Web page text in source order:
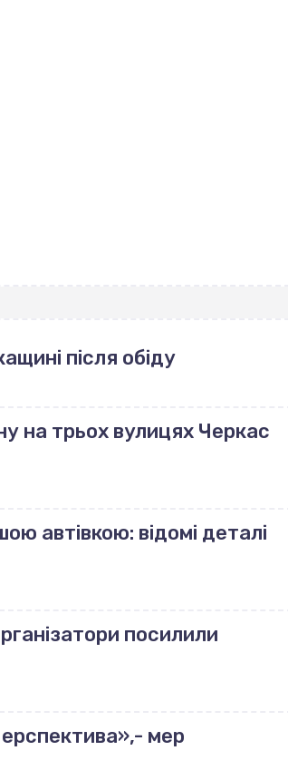
після обіду
на трьох вулицях Черкас
автівкою: відомі деталі
посилили
мер